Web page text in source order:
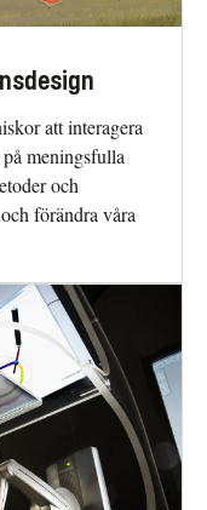
att interagera
meningsfulla
och
förändra våra